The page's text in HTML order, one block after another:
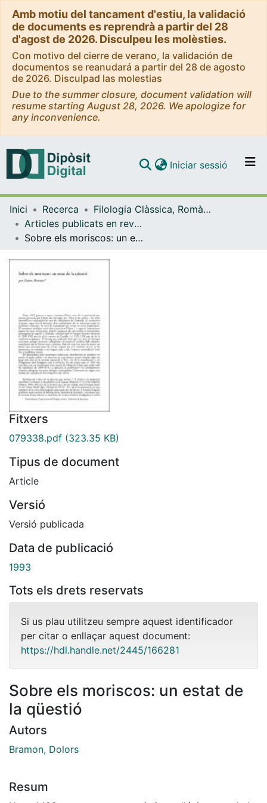
Amb motiu del tancament d'estiu, la validació
de documents es reprendrà a partir del 28
d'agost de 2026. Disculpeu les molèsties.
Con motivo del cierre de verano, la validación de
documentos se reanudará a partir del 28 de agosto
de 2026. Disculpad las molestias
Due to the summer closure, document validation will
resume starting August 28, 2026. We apologize for
any inconvenience.
Navega per tot el DD
Iniciar sessió (current)
Inici Recerca
Filologia Clàssica, Romànica i Semítica
Articles publicats en revistes (Filologia Clàssica, Romànica i Semítica)
Sobre els moriscos: un estat de la qüestió
Fitxers
079338.pdf (323.35 KB)
Tipus de document
Article
Versió
Versió publicada
Data de publicació
1993
Tots els drets reservats
Si us plau utilitzeu sempre aquest identificador
per citar o enllaçar aquest document:
https://hdl.handle.net/2445/166281
Sobre els moriscos: un estat de
la qüestió
Autors
Bramon, Dolors
Resum